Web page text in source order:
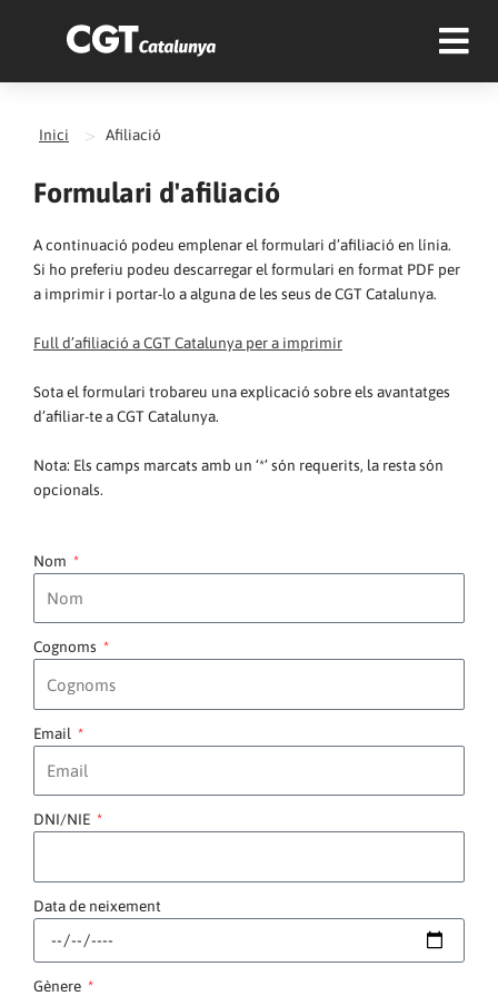
Inici > Afiliació
Formulari d'afiliació
A continuació podeu emplenar el formulari d’afiliació en línia.
Si ho preferiu podeu descarregar el formulari en format PDF per
a imprimir i portar-lo a alguna de les seus de CGT Catalunya.
Full d’afiliació a CGT Catalunya per a imprimir
Sota el formulari trobareu una explicació sobre els avantatges
d’afiliar-te a CGT Catalunya.
Nota: Els camps marcats amb un ‘*’ són requerits, la resta són
opcionals.
Nom
Cognoms
Email
DNI/NIE
Data de neixement
Gènere